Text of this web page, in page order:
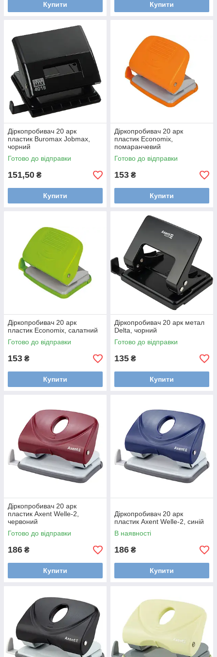
Купити Купити
Діркопробивач 20 арк
пластик Buromax Jobmax,
чорний
Готово до відправки
151,50 ₴
Купити
Діркопробивач 20 арк
пластик Economix,
помаранчевий
Готово до відправки
153 ₴
Купити
Діркопробивач 20 арк
пластик Economix, салатний
Готово до відправки
153 ₴
Купити
Діркопробивач 20 арк метал
Delta, чорний
Готово до відправки
135 ₴
Купити
Діркопробивач 20 арк
пластик Axent Welle-2,
червоний
Готово до відправки
186 ₴
Купити
Діркопробивач 20 арк
пластик Axent Welle-2, синій
В наявності
186 ₴
Купити